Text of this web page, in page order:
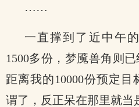
……
一直撑到了近中午
1500多份，梦魇兽角则已
距离我的10000份预定
谓了，反正呆在那里就当